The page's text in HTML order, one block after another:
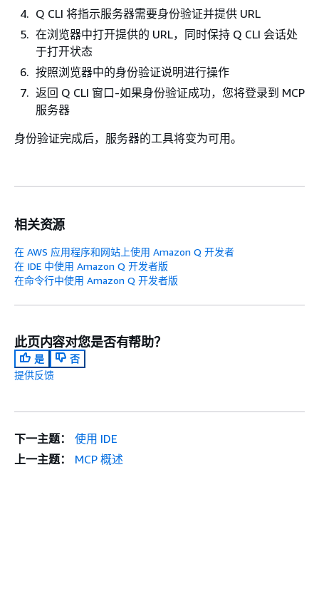
Q CLI 将指示服务器需要身份验证并提供 URL
在浏览器中打开提供的 URL，同时保持 Q CLI 会话处
于打开状态
按照浏览器中的身份验证说明进行操作
返回 Q CLI 窗口-如果身份验证成功，您将登录到 MCP
服务器
身份验证完成后，服务器的工具将变为可用。
相关资源
在 AWS 应用程序和网站上使用 Amazon Q 开发者
在 IDE 中使用 Amazon Q 开发者版
在命令行中使用 Amazon Q 开发者版
此页内容对您是否有帮助？
是
否
提供反馈
下一主题：
使用 IDE
上一主题：
MCP 概述